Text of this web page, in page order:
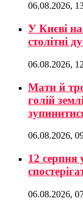
06.08.2026,
У Києві
столітні
06.08.2026,
Мати й
голій
06.08.2026,
12 серпня
06.08.2026,